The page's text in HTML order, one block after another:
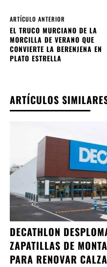
ARTÍCULO ANTERIOR
EL TRUCO MURCIANO DE LA
MORCILLA DE VERANO QUE
CONVIERTE LA BERENJENA EN
PLATO ESTRELLA
ARTÍCULOS
DECATHLON
ZAPATILLAS DE
PARA RENOVAR